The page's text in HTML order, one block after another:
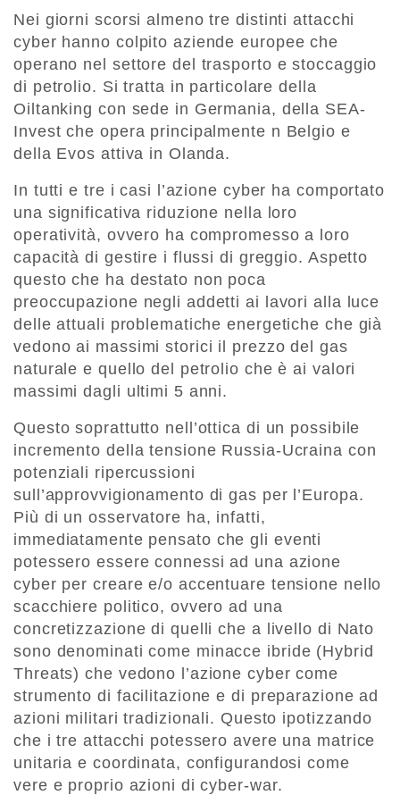
Nei giorni scorsi almeno tre distinti attacchi
cyber hanno colpito aziende europee che
operano nel settore del trasporto e stoccaggio
di petrolio. Si tratta in particolare della
Oiltanking con sede in Germania, della SEA-
Invest che opera principalmente n Belgio e
della Evos attiva in Olanda.
In tutti e tre i casi l’azione cyber ha comportato
una significativa riduzione nella loro
operatività, ovvero ha compromesso a loro
capacità di gestire i flussi di greggio. Aspetto
questo che ha destato non poca
preoccupazione negli addetti ai lavori alla luce
delle attuali problematiche energetiche che già
vedono ai massimi storici il prezzo del gas
naturale e quello del petrolio che è ai valori
massimi dagli ultimi 5 anni.
Questo soprattutto nell’ottica di un possibile
incremento della tensione Russia-Ucraina con
potenziali ripercussioni
sull’approvvigionamento di gas per l’Europa.
Più di un osservatore ha, infatti,
immediatamente pensato che gli eventi
potessero essere connessi ad una azione
cyber per creare e/o accentuare tensione nello
scacchiere politico, ovvero ad una
concretizzazione di quelli che a livello di Nato
sono denominati come minacce ibride (Hybrid
Threats) che vedono l’azione cyber come
strumento di facilitazione e di preparazione ad
azioni militari tradizionali. Questo ipotizzando
che i tre attacchi potessero avere una matrice
unitaria e coordinata, configurandosi come
vere e proprio azioni di cyber-war.